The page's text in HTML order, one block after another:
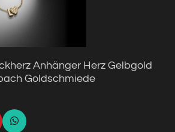
Anhänger Herz Gelbgold
Goldschmiede